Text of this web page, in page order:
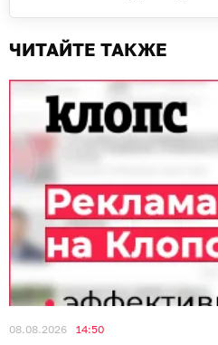
ЧИТАЙТЕ ТАКЖЕ
08.08.2026 14:50